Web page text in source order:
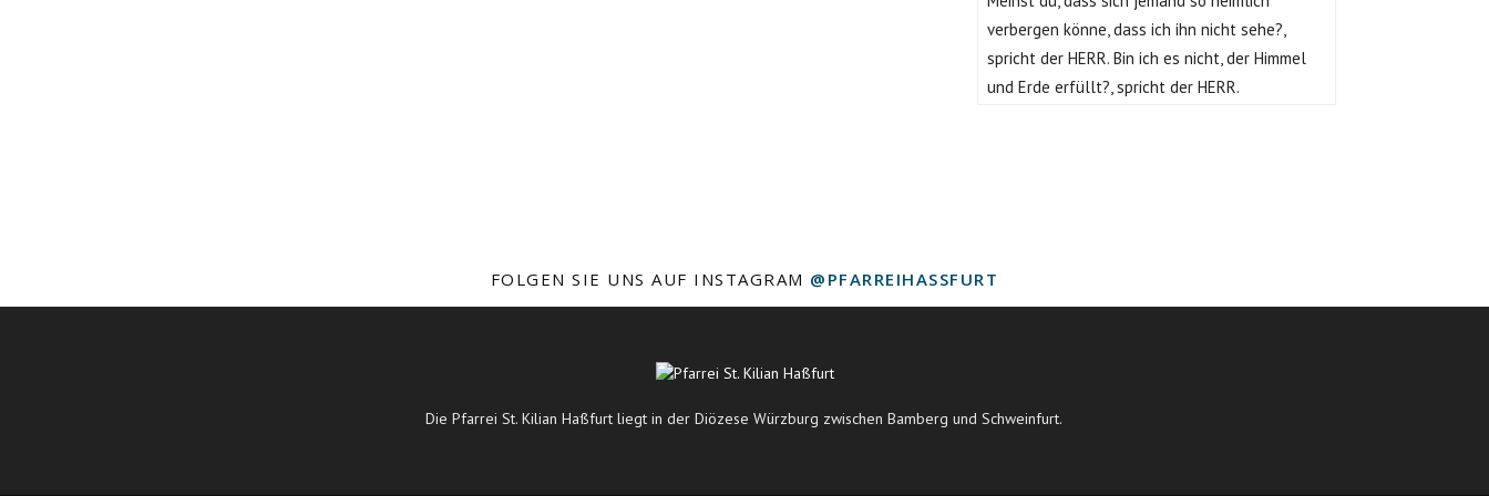
verbergen könne, dass ich ihn nicht sehe?,
spricht der HERR. Bin ich es nicht, der Himmel
und Erde erfüllt?, spricht der HERR.
FOLGEN SIE UNS AUF INSTAGRAM @PFARREIHASSFURT
Die Pfarrei St. Kilian Haßfurt liegt in der Diözese Würzburg zwischen Bamberg und Schweinfurt.